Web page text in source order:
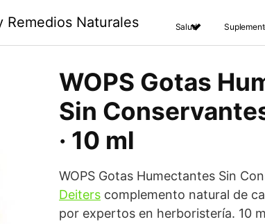
Remedios Naturales Salud
WOPS Gotas
Sin
· 10 ml
WOPS Gotas Humectantes Sin
Deiters complemento natural de
por expertos en herboristería. 10